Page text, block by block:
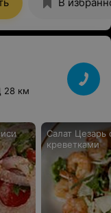
28 км
Салат Цезарь
креветками